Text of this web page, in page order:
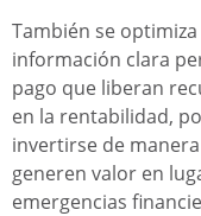
También se
información clara
pago que liberan
en la rentabilidad,
invertirse de
generen valor en
emergencias